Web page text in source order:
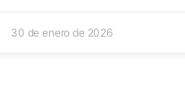
30 de enero de 2026